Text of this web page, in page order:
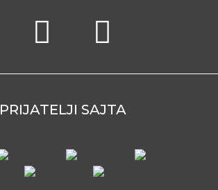
PRIJATELJI SAJTA